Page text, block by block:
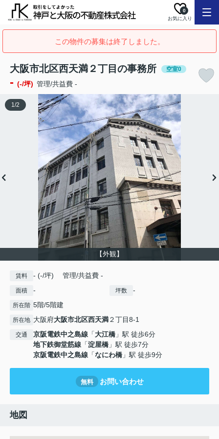
お気に入り
0
この物件の募集は終了しました。
大阪市北区西天満２丁目の事務所 空室0
- (-/坪) 管理/共益費 -
【外観】
1/2
賃料 - (-/坪) 管理/共益費 -
面積 - 坪数 -
所在階 5階/5階建
所在地 大阪府大阪市北区西天満２丁目8-1
交通 京阪電鉄中之島線 「大江橋 」駅 徒歩6分
地下鉄御堂筋線 「淀屋橋 」駅 徒歩7分
京阪電鉄中之島線 「なにわ橋 」駅 徒歩9分
無料 お問い合わせ
地図